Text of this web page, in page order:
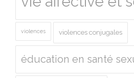
violences violences conjugales
éducation en santé